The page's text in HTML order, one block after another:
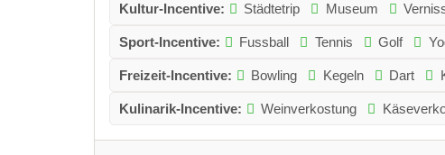
Kultur-Incentive:
Städtetrip Museum
Sport-Incentive: Fussball Tennis Golf
Freizeit-Incentive: Bowling Kegeln Dart
Kulinarik-Incentive: Weinverkostung